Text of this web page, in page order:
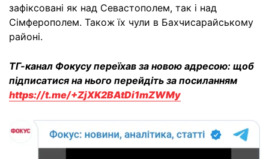
зафіксовані як над Севастополем, так і над
Сімферополем. Також їх чули в Бахчисарайському
районі.
ТГ-канал Фокусу переїхав за новою адресою: щоб
підписатися на нього перейдіть за посиланням
https://t.me/+ZjXK2BAtDi1mZWMy